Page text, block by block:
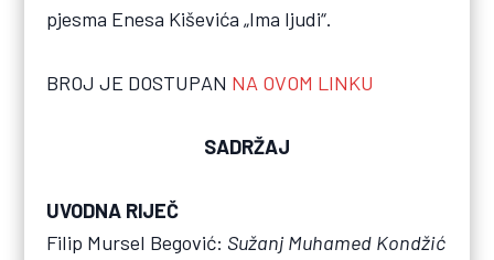
pjesma Enesa Kiševića „Ima ljudi“.
BROJ JE DOSTUPAN NA OVOM LINKU
SADRŽAJ
UVODNA RIJEČ
Filip Mursel Begović: Sužanj Muhamed Kondžić